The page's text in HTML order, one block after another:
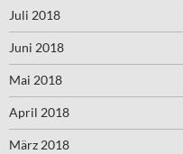
Juli 2018
Juni 2018
Mai 2018
April 2018
März 2018